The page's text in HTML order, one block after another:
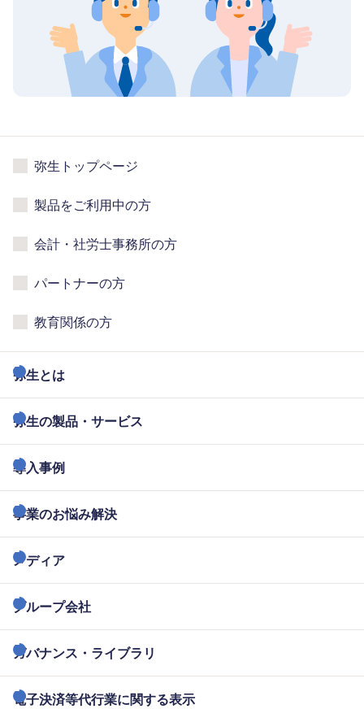
弥生トップページ
製品をご利用中の方
会計・社労士事務所の方
パートナーの方
教育関係の方
弥生とは
弥生の製品・サービス
導入事例
事業のお悩み解決
メディア
グループ会社
ガバナンス・ライブラリ
電子決済等代行業に関する表示